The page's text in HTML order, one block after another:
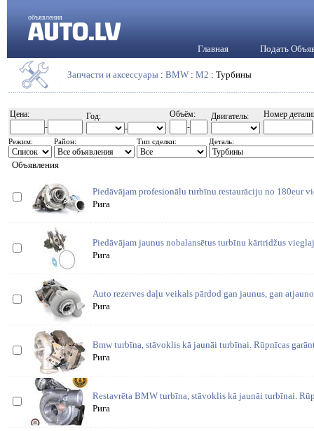
объявления
Главная Подать
Запчасти и аксессуары : BMW : M2 : Турбины
Цена:
-
Год:
-
Объём:
-
Двигатель: Номер детали:
Режим: Район: Тип сделки: Деталь:
Объявления
Piedāvājam profesionālu turbīnu restaurāciju no 180eur
Рига
Piedāvājam jaunus nobalansētus turbīnu kārtridžus
Рига
Auto rezerves daļu veikals pārdod gan jaunus, gan
Рига
Bmw turbīna, stāvoklis kā jaunāi turbīnai. Rūpnīcas
Рига
Restavrēta BMW turbīna, stāvoklis kā jaunāi turbīnai.
Рига